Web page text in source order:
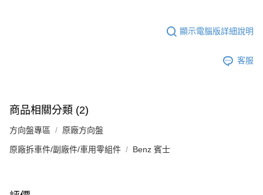
顯示電腦版詳細說明
客服
商品相關分類 (2)
方向盤專區 原廠方向盤
原廠拆車件/副廠件/車用零組件 Benz 賓士